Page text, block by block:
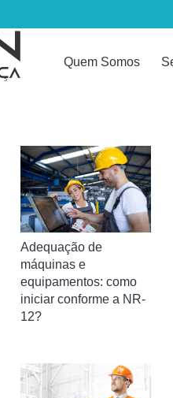
Quem Somos
Adequação de
máquinas e
equipamentos: como
iniciar conforme a NR-
12?